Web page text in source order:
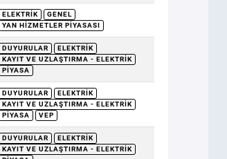
ELEKTRIK
GENEL
YAN HIZMETLER PIYASASI
DUYURULAR
ELEKTRIK
KAYIT VE UZLAŞTIRMA - ELEKTRIK
PIYASA
DUYURULAR
ELEKTRIK
KAYIT VE UZLAŞTIRMA - ELEKTRIK
PIYASA
VEP
DUYURULAR
ELEKTRIK
KAYIT VE UZLAŞTIRMA - ELEKTRIK